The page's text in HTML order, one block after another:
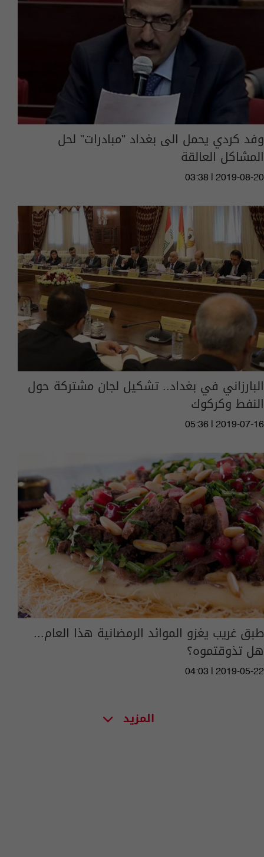
وفد كردي يحمل الى بغداد "مبادرات" لحل
المشاكل العالقة
03:38 | 2019-08-20
البارزاني في بغداد.. تشكيل لجان مشتركة حول
النفط وكركوك
05:36 | 2019-07-16
طبق غريب يغزو الموائد الرمضانية هذا العام...
هل تذوقتموه؟
04:03 | 2019-05-22
المزيد